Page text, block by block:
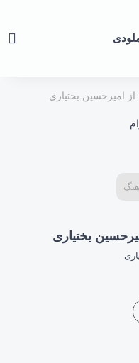
از امیرحسین بختیاری
بختیاری